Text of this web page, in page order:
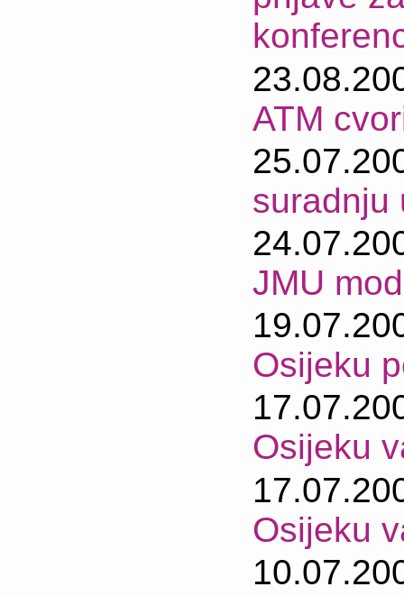
ATM
suradnju
JMU
Osijeku
Osijeku
Osijeku